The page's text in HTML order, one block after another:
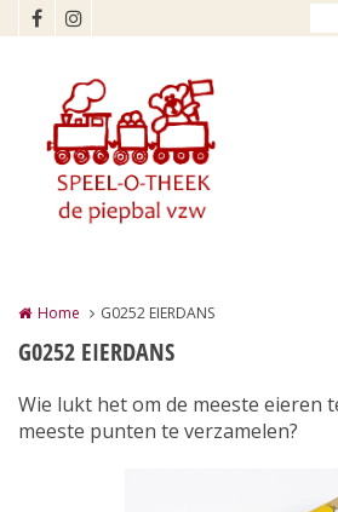
Overslaan en naar de inhoud gaan
Home G0252 EIERDANS
G0252 EIERDANS
Wie lukt het om de meeste eieren
meeste punten te verzamelen?